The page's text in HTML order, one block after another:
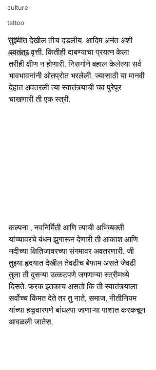
culture
tattoo
erotic
sensual
तुझ्यात देखील तीच दडलीय. आदिम अनंत अशी
स्वतंत्र वृत्ती. कितीही दाबण्याचा प्रयत्न केला
तरीही क्षीण न होणारी. निसर्गाने बहाल केलेल्या सर्व
भावभावनांनी ओतप्रोत भरलेली. ज्यासाठी या मानवी
देहात अवतरली त्या स्वातंत्र्याची चव पुरेपूर
चाखणारी ती एक स्त्री.
कल्पना , नवनिर्मिती आणि त्याची अभिव्यक्ती
यांच्यावरचे बंधन झुगारून देणारी ती आकाश आणि
नदीच्या क्षितिजावरच्या संगमावर अवतरणारी. जी
तुझ्या हृदयात देखील तेवढीच बेफाम असते जेवढी
तुला ती दुसऱ्या उत्कटपणे जगणाऱ्या स्त्रीमध्ये
दिसते. फरक इतकाच असतो कि ती स्वातंत्र्याला
सर्वोच्च किंमत देते तर तु नाते, समाज, नीतीनियम
यांच्या हळुवारपणे बांधल्या जाणाऱ्या पाशात करकचून
आवळली जातेस.